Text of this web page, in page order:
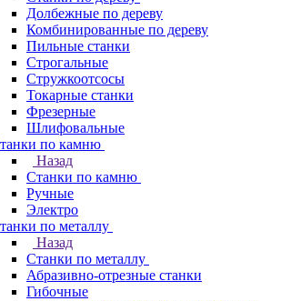
Долбежные по дереву
Комбинированные по дереву
Пильные станки
Строгальные
Стружкоотсосы
Токарные станки
Фрезерные
Шлифовальные
по камню
Назад
Станки по камню
Ручные
Электро
по металлу
Назад
Станки по металлу
Абразивно-отрезные станки
Гибочные